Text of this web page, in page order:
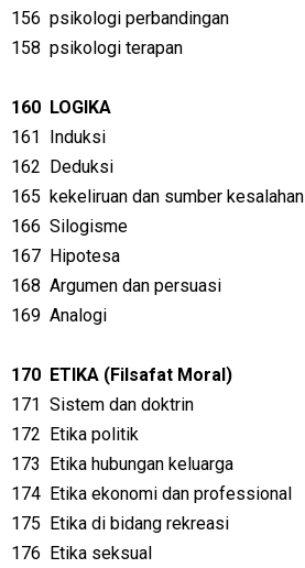
156 psikologi perbandingan
158 psikologi terapan
160 LOGIKA
161 Induksi
162 Deduksi
165 kekeliruan dan sumber kesalahan
166 Silogisme
167 Hipotesa
168 Argumen dan persuasi
169 Analogi
170 ETIKA (Filsafat Moral)
171 Sistem dan doktrin
172 Etika politik
173 Etika hubungan keluarga
174 Etika ekonomi dan professional
175 Etika di bidang rekreasi
176 Etika seksual